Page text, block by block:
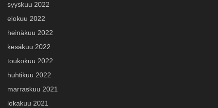
syyskuu 2022
elokuu 2022
heinäkuu 2022
kesäkuu 2022
toukokuu 2022
huhtikuu 2022
marraskuu 2021
lokakuu 2021